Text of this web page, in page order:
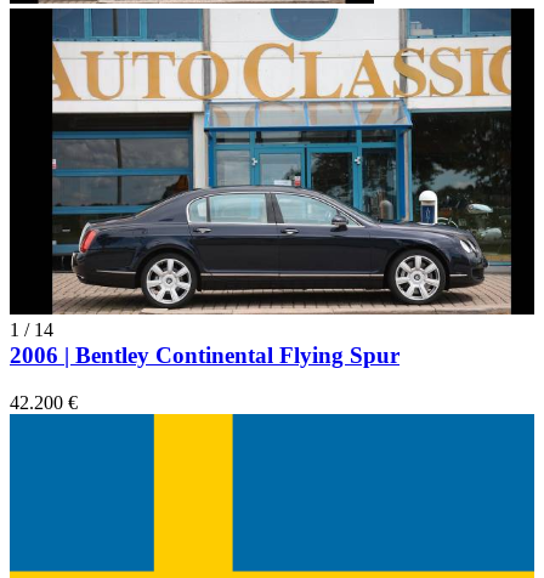
1 / 14
2006 | Bentley Continental Flying Spur
42.200 €